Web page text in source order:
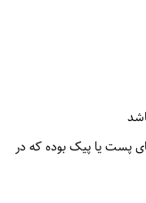
پست یا پیک بوده که در